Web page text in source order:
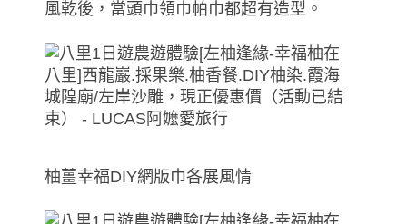
風乾後，當頭巾領巾帕巾都超有造型。
柚薑幸福DIY網版巾各展風情